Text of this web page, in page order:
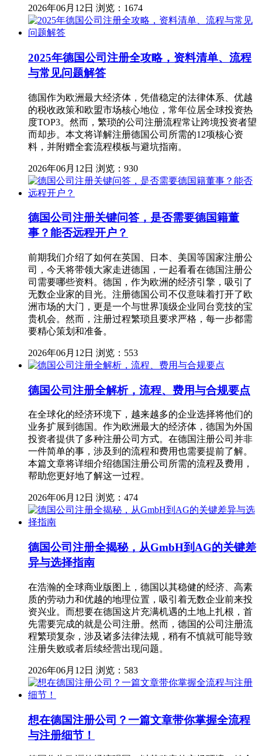
2026年06月12日 浏览：1674
2025年德国公司注册全攻略，资料清单、流程
与常见问题解答
德国作为欧洲最大经济体，凭借稳定的法律体系、优越
的税收政策和欧盟市场核心地位，常年位居全球投资热
度TOP3。然而，繁琐的公司注册流程常让跨境投资者望
而却步。本文将详解注册德国公司所需的12项核心资
料，并附赠全套流程模板与避坑指南。
2026年06月12日 浏览：930
德国公司注册关键问答，是否需要德国籍董
事？能否远程开户？
前期我们介绍了如何在英国、日本、美国等国家注册公
司，今天将带领大家走进德国，一起看看在德国注册公
司需要哪些资料。德国，作为欧洲的经济引擎，吸引了
无数企业家的目光。注册德国公司不仅意味着打开了欧
洲市场的大门，更是一个与世界顶级企业同台竞技的宝
贵机会。然而，注册过程繁琐且要求严格，每一步都需
要精心策划和准备。
2026年06月12日 浏览：553
德国公司注册全解析，流程、费用与合规要点
在全球化的经济环境下，越来越多的企业选择将他们的
业务扩展到德国。作为欧洲最大的经济体，德国为外国
投资者提供了多种注册公司方式。在德国注册公司并非
一件简单的事，涉及到的流程和费用也需要提前了解。
本篇文章将详细介绍德国注册公司所需的流程及费用，
帮助您更好地了解这一过程。
2026年06月12日 浏览：474
德国公司注册全揭秘，从GmbH到AG的关键差
异与选择指南
在浩瀚的全球商业版图上，德国以其稳健的经济、高素
质的劳动力和优越的地理位置，吸引着无数企业前来投
资兴业。而想要在德国这片充满机遇的土地上扎根，首
先需要完成的就是公司注册。然而，德国的公司注册流
程繁琐复杂，涉及诸多法律法规，稍有不慎就可能导致
注册失败或者后续经营出现问题。
2026年06月12日 浏览：583
想在德国注册公司？一篇文章带你掌握全流程
与注册细节！